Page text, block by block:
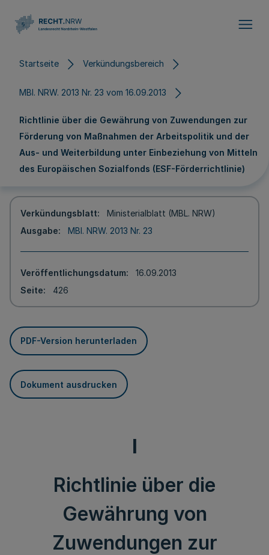
Startseite Verkündungsbereich
MBl. NRW. 2013 Nr. 23 vom 16.09.2013
Richtlinie über die Gewährung von Zuwendungen zur
Förderung von Maßnahmen der Arbeitspolitik und der
Aus- und Weiterbildung unter Einbeziehung von Mitteln
des Europäischen Sozialfonds (ESF-Förderrichtlinie)
Verkündungsblatt
Ministerialblatt (MBL. NRW)
Ausgabe
MBl. NRW. 2013 Nr. 23
Veröffentlichungsdatum
16.09.2013
Seite
426
PDF-Version herunterladen
Dokument ausdrucken
I
Richtlinie über die
Gewährung von
Zuwendungen zur